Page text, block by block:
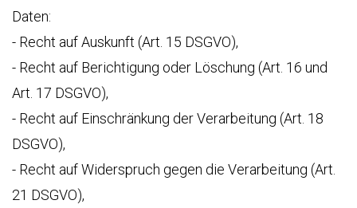
GARANTIE
Daten:
- Recht auf Auskunft (Art. 15 DSGVO),
- Recht auf Berichtigung oder Löschung (Art. 16 und
Art. 17 DSGVO),
- Recht auf Einschränkung der Verarbeitung (Art. 18
DSGVO),
- Recht auf Widerspruch gegen die Verarbeitung (Art.
21 DSGVO),